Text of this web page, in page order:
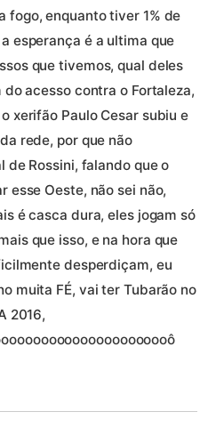
fogo, enquanto tiver 1% de
esperança é a ultima que
que tivemos, qual deles
acesso contra o Fortaleza,
xerifão Paulo Cesar subiu e
rede, por que não
de Rossini, falando que o
esse Oeste, não sei não,
é casca dura, eles jogam só
que isso, e na hora que
desperdiçam, eu
muita FÉ, vai ter Tubarão no
2016,